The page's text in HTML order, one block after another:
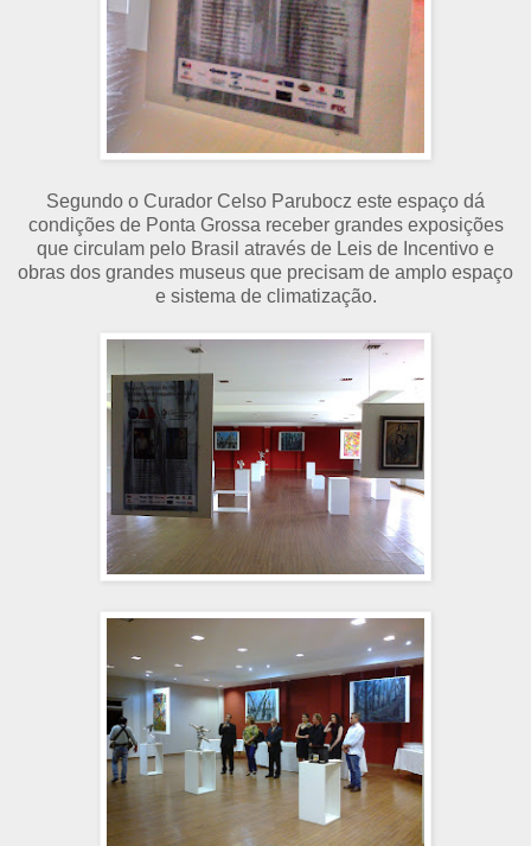
Segundo o Curador Celso Parubocz este espaço dá
condições de Ponta Grossa receber grandes exposições
que circulam pelo Brasil através de Leis de Incentivo e
obras dos grandes museus que precisam de amplo espaço
e sistema de climatização.